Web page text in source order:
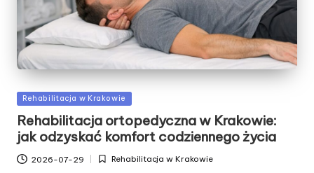
Posted
Rehabilitacja w Krakowie
Rehabilitacja ortopedyczna w Krakowie:
jak odzyskać komfort codziennego życia
2026-07-29
PostedRehabilitacja w Krakowie